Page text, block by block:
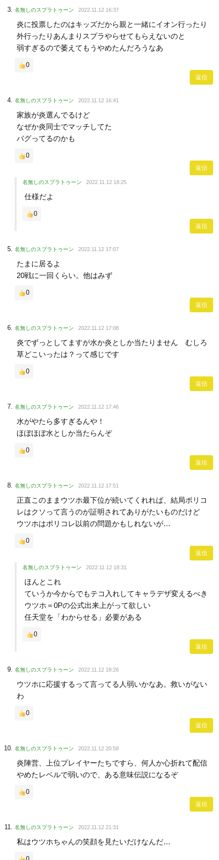
名無しのスプラトゥーン 2022.11.12 16:37
炎に投票したのはキッズだから親と一緒にイオン行ったり
外行ったりあんまりスプラやらせてもらえないのと
弱すぎるので萎えてもうやめたんだろうなあ
0
返信
名無しのスプラトゥーン 2022.11.12 16:41
家族が炎選んでるけど
なぜか炎同士でマッチしてた
バグってるのかも
0
返信
名無しのスプラトゥーン 2022.11.12 18:25
仕様だよ
0
返信
名無しのスプラトゥーン 2022.11.12 17:07
たまに居るよ
20戦に一回くらい。他はみず
0
返信
名無しのスプラトゥーン 2022.11.12 17:08
炎でずっとしてますが水か炎としか当たりません むしろ
草どこいったは？って感じです
0
返信
名無しのスプラトゥーン 2022.11.12 17:46
水がやたら多すぎるんや！
ほぼほぼ水としか当たらんぞ
0
返信
名無しのスプラトゥーン 2022.11.12 17:51
正直このままウツホ最下位が続いてくれれば、結局ポリコ
レはクソって言うのが証明されてありがたいものだけど
ウツホはポリコレ以前の問題かもしれないが…
0
返信
名無しのスプラトゥーン 2022.11.12 18:31
ほんとこれ
ていうか今からでもテコ入れしてキャラデザ変えるべき
ウツホ＝0Pの公式出来上がって欲しい
任天堂を「わからせる」必要がある
0
返信
名無しのスプラトゥーン 2022.11.12 18:26
ウツホに応援するって言ってる人弱いかなあ。救いがない
わ
0
返信
名無しのスプラトゥーン 2022.11.12 20:58
炎陣営、上位プレイヤーたちですら、何人か心折れて配信
やめたレベルで弱いので、ある意味伝説になるぞ
0
返信
名無しのスプラトゥーン 2022.11.12 21:31
私はウツホちゃんの笑顔を見たいだけなんだ…